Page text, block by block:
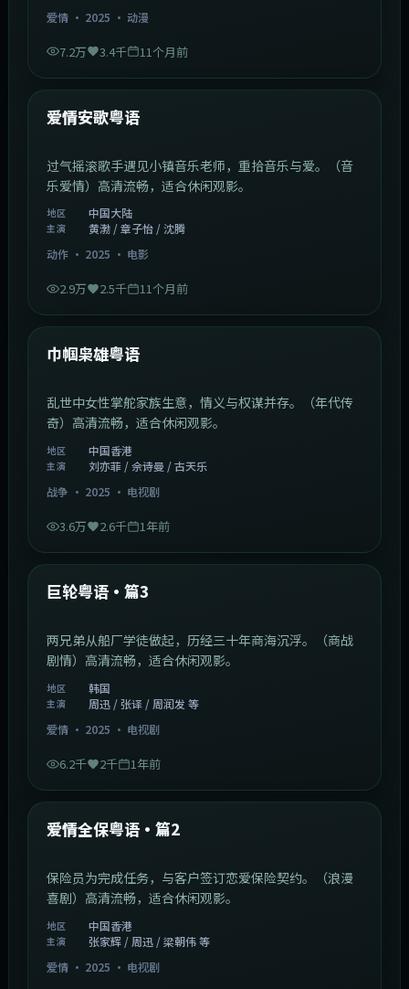
爱情· 2025 · 动漫
7.2万 3.4千 11个月前
最新
爱情安歌粤语
过气摇滚歌手遇见小镇音乐老师，重拾音乐与爱。（音
乐爱情）高清流畅，适合休闲观影。
地区 中国大陆
主演
黄渤 / 章子怡 / 沈腾
动作· 2025 · 电影
2.9万 2.5千 11个月前
最新
巾帼枭雄粤语
乱世中女性掌舵家族生意，情义与权谋并存。（年代传
奇）高清流畅，适合休闲观影。
地区 中国香港
主演
刘亦菲 / 佘诗曼 / 古天乐
战争 · 2025 · 电视剧
3.6万 2.6千 1年前
最新
巨轮粤语·篇3
两兄弟从船厂学徒做起，历经三十年商海沉浮。（商战
剧情）高清流畅，适合休闲观影。
地区 韩国
主演
周迅 / 张译 / 周润发 等
爱情· 2025 · 电视剧
6.2千 2千 1年前
最新
爱情全保粤语·篇2
保险员为完成任务，与客户签订恋爱保险契约。（浪漫
喜剧）高清流畅，适合休闲观影。
地区 中国香港
主演
张家辉 / 周迅 / 梁朝伟 等
爱情· 2025 · 电视剧